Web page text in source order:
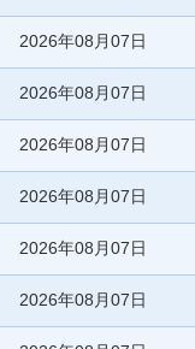
2026年08月07日
2026年08月07日
2026年08月07日
2026年08月07日
2026年08月07日
2026年08月07日